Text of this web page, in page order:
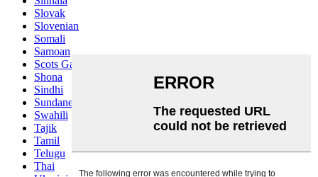
Slovak
Slovenian
Somali
Samoan
Scots Gaelic
Shona
Sindhi
Sundanese
Swahili
Tajik
Tamil
Telugu
Thai